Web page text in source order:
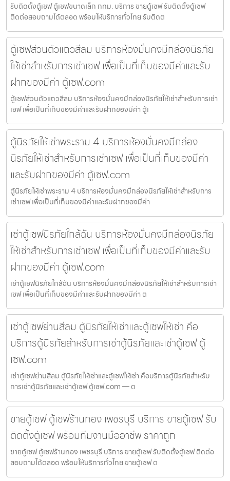
รับติดตั้งตู้เซฟ ตู้เซฟขนาดเล็ก กทม. บริการ ขายตู้เซฟ รับติดตั้งตู้เซฟ
ติดต่อสอบถามได้ตลอด พร้อมให้บริการทั่วไทย รับติดต
ตู้เซฟส่วนตัวแถวสีลม บริการห้องมั่นคงมีกล่องนิรภัย
ให้เช่าสำหรับการเช่าเซฟ เพื่อเป็นที่เก็บของมีค่าและรับ
ฝากของมีค่า ตู้เซฟ.com
ตู้เซฟส่วนตัวแถวสีลม บริการห้องมั่นคงมีกล่องนิรภัยให้เช่าสำหรับการเช่า
เซฟ เพื่อเป็นที่เก็บของมีค่าและรับฝากของมีค่า ตู้เ
ตู้นิรภัยให้เช่าพระราม 4 บริการห้องมั่นคงมีกล่อง
นิรภัยให้เช่าสำหรับการเช่าเซฟ เพื่อเป็นที่เก็บของมีค่า
และรับฝากของมีค่า ตู้เซฟ.com
ตู้นิรภัยให้เช่าพระราม 4 บริการห้องมั่นคงมีกล่องนิรภัยให้เช่าสำหรับการ
เช่าเซฟ เพื่อเป็นที่เก็บของมีค่าและรับฝากของมีค่า
เช่าตู้เซฟนิรภัยใกล้ฉัน บริการห้องมั่นคงมีกล่องนิรภัย
ให้เช่าสำหรับการเช่าเซฟ เพื่อเป็นที่เก็บของมีค่าและรับ
ฝากของมีค่า ตู้เซฟ.com
เช่าตู้เซฟนิรภัยใกล้ฉัน บริการห้องมั่นคงมีกล่องนิรภัยให้เช่าสำหรับการเช่า
เซฟ เพื่อเป็นที่เก็บของมีค่าและรับฝากของมีค่า ต
เช่าตู้เซฟย่านสีลม ตู้นิรภัยให้เช่าและตู้เซฟให้เช่า คือ
บริการตู้นิรภัยสำหรับการเช่าตู้นิรภัยและเช่าตู้เซฟ ตู้
เซฟ.com
เช่าตู้เซฟย่านสีลม ตู้นิรภัยให้เช่าและตู้เซฟให้เช่า คือบริการตู้นิรภัยสำหรับ
การเช่าตู้นิรภัยและเช่าตู้เซฟ ตู้เซฟ.com — ต
ขายตู้เซฟ ตู้เซฟร้านทอง เพชรบุรี บริการ ขายตู้เซฟ รับ
ติดตั้งตู้เซฟ พร้อมทีมงานมืออาชีพ ราคาถูก
ขายตู้เซฟ ตู้เซฟร้านทอง เพชรบุรี บริการ ขายตู้เซฟ รับติดตั้งตู้เซฟ ติดต่อ
สอบถามได้ตลอด พร้อมให้บริการทั่วไทย ขายตู้เซฟ ต